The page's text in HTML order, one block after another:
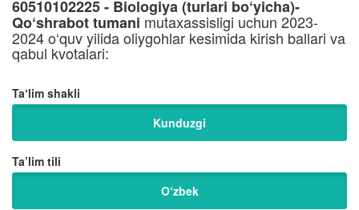
60510102225 - Biologiya (turlari bo‘yicha)-
Qo‘shrabot tumani mutaxassisligi uchun 2023-
2024 o‘quv yilida oliygohlar kesimida kirish ballari va
qabul kvotalari:
Taʼlim shakli
Kunduzgi
Ta’lim tili
O‘zbek